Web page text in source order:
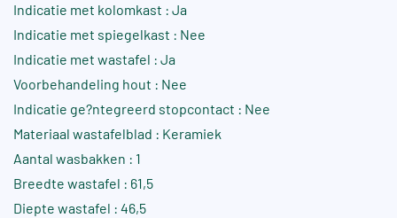
Indicatie met kolomkast : Ja
Indicatie met spiegelkast : Nee
Indicatie met wastafel : Ja
Voorbehandeling hout : Nee
Indicatie ge?ntegreerd stopcontact : Nee
Materiaal wastafelblad : Keramiek
Aantal wasbakken : 1
Breedte wastafel : 61,5
Diepte wastafel : 46,5